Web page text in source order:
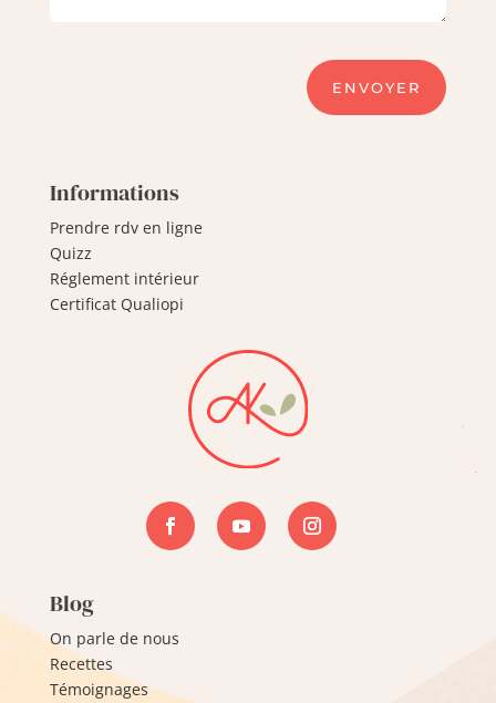
ENVOYER
Informations
Prendre rdv en ligne
Quizz
Réglement intérieur
Certificat Qualiopi
Blog
On parle de nous
Recettes
Témoignages